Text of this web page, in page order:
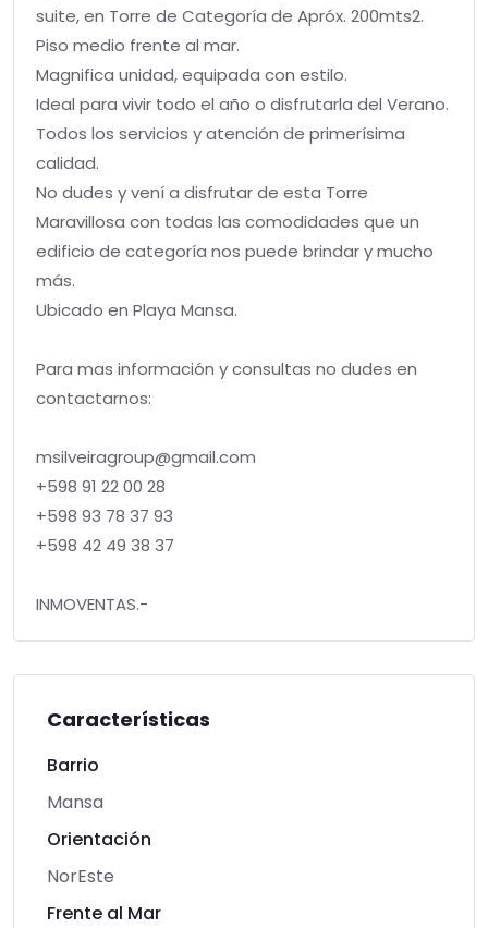
suite, en Torre de Categoría de Apróx. 200mts2.
Piso medio frente al mar.
Magnifica unidad, equipada con estilo.
Ideal para vivir todo el año o disfrutarla del Verano.
Todos los servicios y atención de primerísima
calidad.
No dudes y vení a disfrutar de esta Torre
Maravillosa con todas las comodidades que un
edificio de categoría nos puede brindar y mucho
más.
Ubicado en Playa Mansa.
Para mas información y consultas no dudes en
contactarnos:
msilveiragroup@gmail.com
+598 91 22 00 28
+598 93 78 37 93
+598 42 49 38 37
INMOVENTAS.-
Características
Barrio
Mansa
Orientación
NorEste
Frente al Mar